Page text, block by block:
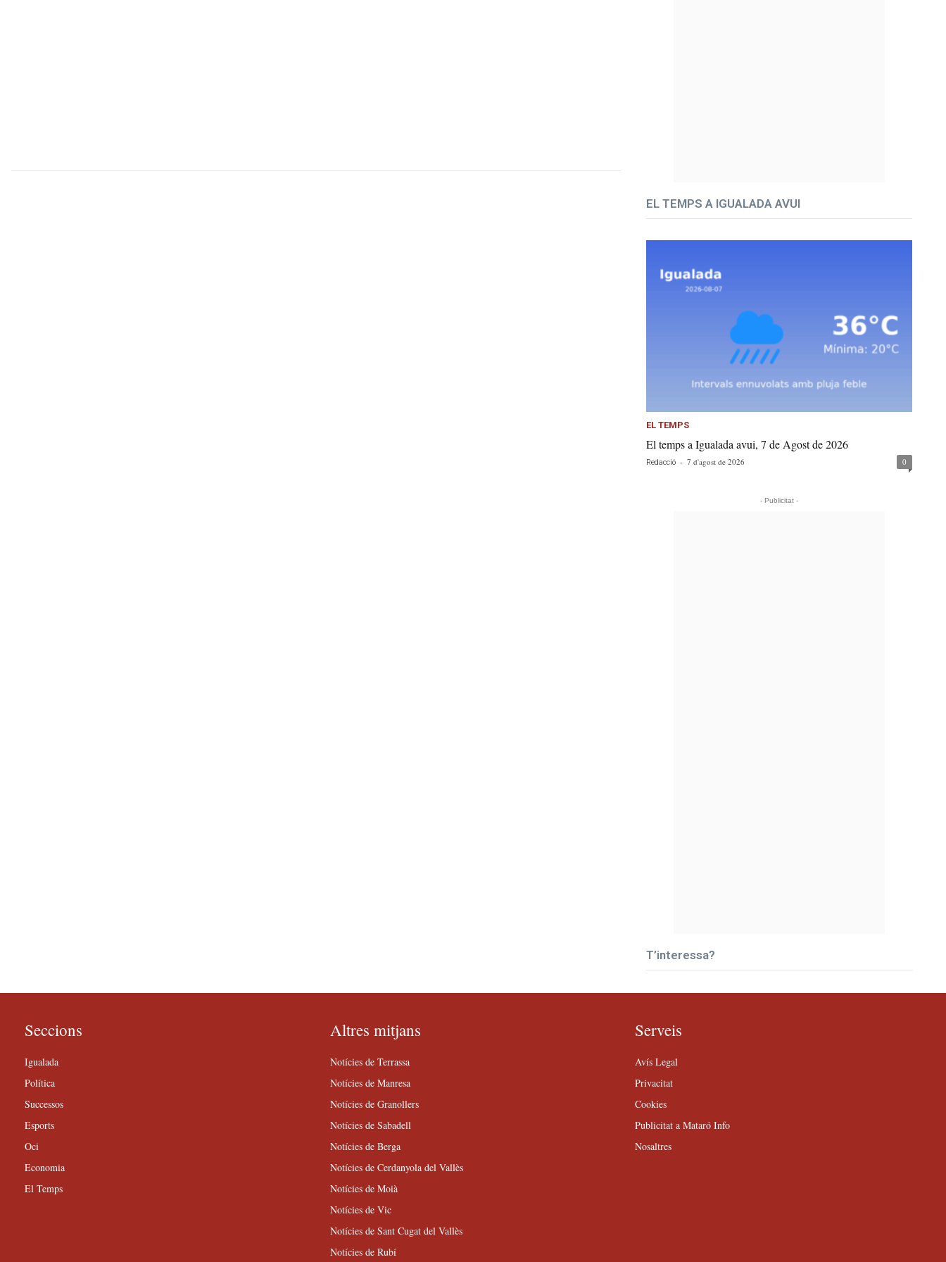
EL TEMPS A IGUALADA AVUI
EL TEMPS
El temps a Igualada avui, 7 de Agost de 2026
Redacció - 7 d'agost de 2026 0
- Publicitat -
T’interessa?
Seccions
Igualada
Política
Successos
Esports
Oci
Economia
El Temps
Altres mitjans
Notícies de Terrassa
Notícies de Manresa
Notícies de Granollers
Notícies de Sabadell
Notícies de Berga
Notícies de Cerdanyola del Vallès
Notícies de Moià
Notícies de Vic
Notícies de Sant Cugat del Vallès
Notícies de Rubí
Serveis
Avís Legal
Privacitat
Cookies
Publicitat a Mataró Info
Nosaltres